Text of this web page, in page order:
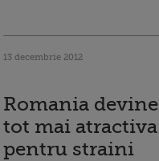
13 decembrie 2012
Romania devine
tot mai atractiva
pentru straini